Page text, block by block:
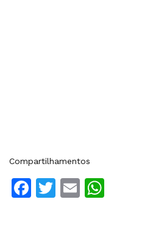
Compartilhamentos
Facebook
Twitter
Email